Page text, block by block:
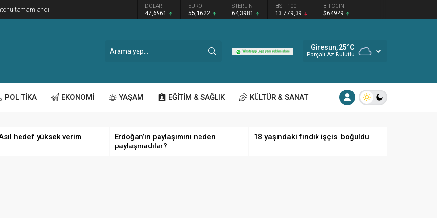
tamamlandı DOLAR
47,6961
EURO
55,1622
STERLİN
64,3981
BIST 100
13.779,39
BITCOIN
$64929
Giresun, 25°C
Parçalı Az Bulutlu
POLİTİKA EKONOMİ YAŞAM EĞİTİM & SAĞLIK KÜLTÜR & SANAT
hedef yüksek verim
Erdoğan’ın paylaşımını neden
paylaşmadılar?
18 yaşındaki fındık işçisi boğuldu